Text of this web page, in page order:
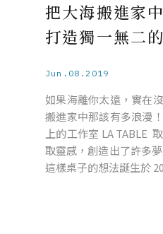
把大海搬進家
打造獨一無二
Jun.08.2019
如果海離你太遠，實在
搬進家中那該有多浪漫
上的工作室 LA TABLE
取靈感，創造出了許多
這樣桌子的想法誕生於